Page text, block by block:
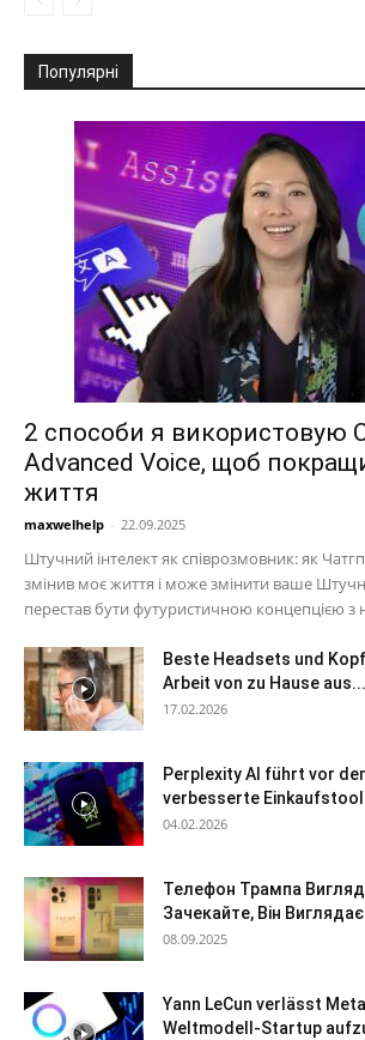
Популярні
2 способи я використовую
Advanced Voice, щоб
життя
maxwelhelp - 22.09.2025
Штучний інтелект як співрозмовник: як
змінив моє життя і може змінити ваше
перестав бути футуристичною концепцією з
Beste Headsets und
Arbeit von zu Hause aus...
17.02.2026
Perplexity AI führt vor
verbesserte
04.02.2026
Телефон Трампа
Зачекайте, Він
08.09.2025
Yann LeCun verlässt
Weltmodell-Startup